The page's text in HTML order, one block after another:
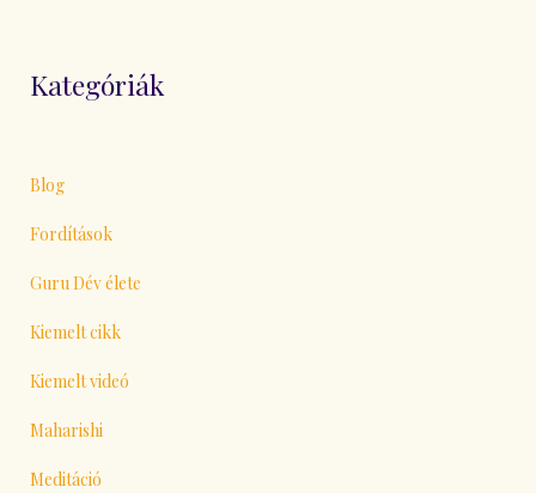
Kategóriák
Blog
Fordítások
Guru Dév élete
Kiemelt cikk
Kiemelt videó
Maharishi
Meditáció